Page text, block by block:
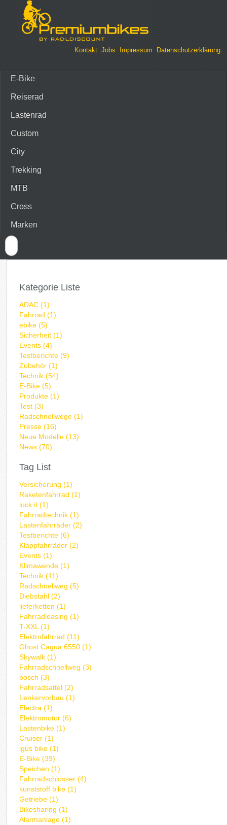
Kontakt Jobs Impressum Datenschutzerklärung
E-Bike
Reiserad
Lastenrad
Custom
City
Trekking
MTB
Cross
Marken
Kategorie Liste
ADAC (1)
Fahrrad (1)
ebike (5)
Sicherheit (1)
Events (4)
Testberichte (9)
Zubehör (1)
Technik (54)
E-Bike (5)
Produkte (1)
Test (3)
Radschnellwege (1)
Presse (16)
Neue Modelle (13)
News (70)
Tag List
Versicherung (1)
Raketenfahrrad (1)
lock it (1)
Fahrradtechnik (1)
Lastenfahrräder (2)
Testberichte (6)
Klappfahrräder (2)
Events (1)
Klimawende (1)
Technik (11)
Radschnellweg (5)
Diebstahl (2)
lieferketten (1)
Fahrradleasing (1)
T-XXL (1)
Elektrofahrrad (11)
Ghost Cagua 6550 (1)
Skywalk (1)
Fahrradschnellweg (3)
bosch (3)
Fahrradsattel (2)
Lenkervorbau (1)
Electra (1)
Elektromotor (6)
Lastenbike (1)
Cruiser (1)
igus bike (1)
E-Bike (39)
Speichen (1)
Fahrradschlösser (4)
kunststoff bike (1)
Getriebe (1)
Bikesharing (1)
Alarmanlage (1)